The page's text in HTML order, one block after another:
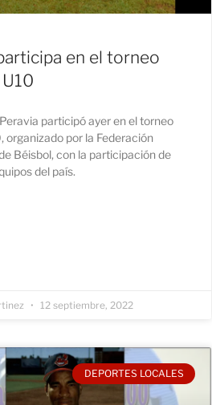
en el torneo
participó ayer en el torneo
organizado por la Federación
Béisbol, con la participación de
del país.
12 septiembre, 2022
DEPORTES LOCALES